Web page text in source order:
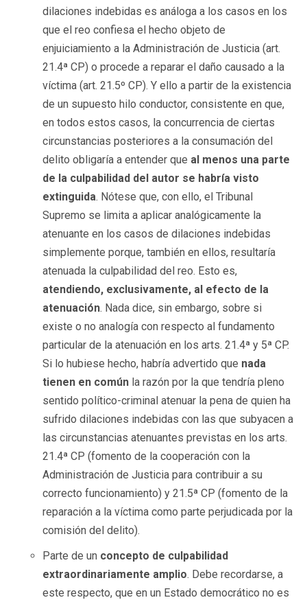
dilaciones indebidas es análoga a los casos en los
que el reo confiesa el hecho objeto de
enjuiciamiento a la Administración de Justicia (art.
21.4ª CP) o procede a reparar el daño causado a la
víctima (art. 21.5º CP). Y ello a partir de la existencia
de un supuesto hilo conductor, consistente en que,
en todos estos casos, la concurrencia de ciertas
circunstancias posteriores a la consumación del
delito obligaría a entender que al menos una parte
de la culpabilidad del autor se habría visto
extinguida. Nótese que, con ello, el Tribunal
Supremo se limita a aplicar analógicamente la
atenuante en los casos de dilaciones indebidas
simplemente porque, también en ellos, resultaría
atenuada la culpabilidad del reo. Esto es,
atendiendo, exclusivamente, al efecto de la
atenuación. Nada dice, sin embargo, sobre si
existe o no analogía con respecto al fundamento
particular de la atenuación en los arts. 21.4ª y 5ª CP.
Si lo hubiese hecho, habría advertido que nada
tienen en común la razón por la que tendría pleno
sentido político-criminal atenuar la pena de quien ha
sufrido dilaciones indebidas con las que subyacen a
las circunstancias atenuantes previstas en los arts.
21.4ª CP (fomento de la cooperación con la
Administración de Justicia para contribuir a su
correcto funcionamiento) y 21.5ª CP (fomento de la
reparación a la víctima como parte perjudicada por la
comisión del delito).
Parte de un concepto de culpabilidad
extraordinariamente amplio. Debe recordarse, a
este respecto, que en un Estado democrático no es